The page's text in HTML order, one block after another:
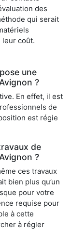
des
qui serait
leur coût.
une
?
En effet, il est
de
est régie
de
?
ces travaux
bien plus qu’un
pour votre
requise pour
à cette
à régler